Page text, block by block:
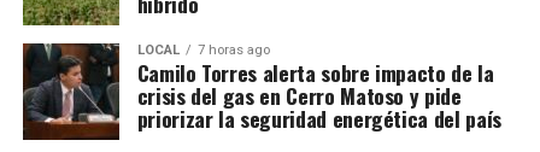
LOCAL 7 horas ago
Camilo Torres alerta sobre impacto de la
crisis del gas en Cerro Matoso y pide
priorizar la seguridad energética del país